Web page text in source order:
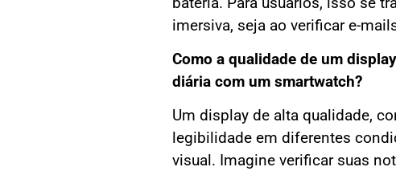
imersiva, seja ao verificar e-
Como a qualidade de um
diária com um smartwatch?
Um display de alta qualidade,
legibilidade em diferentes
visual. Imagine verificar suas